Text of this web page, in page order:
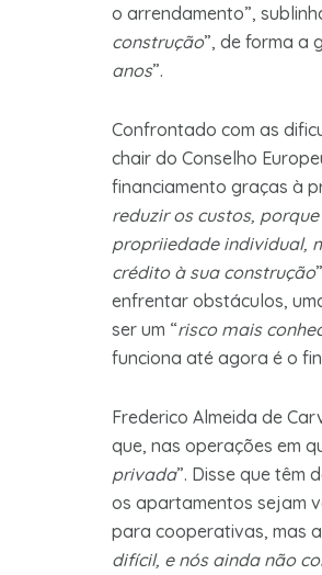
o arrendamento”,
construção”, de forma a
anos”.
Confrontado com as
chair do Conselho
financiamento graças à
reduzir os custos,
propriiedade individual,
crédito à sua construção
enfrentar obstáculos,
ser um “risco mais
funciona até agora é o
Frederico Almeida de
que, nas operações em
privada”. Disse que têm
os apartamentos sejam
para cooperativas, mas
difícil, e nós ainda não